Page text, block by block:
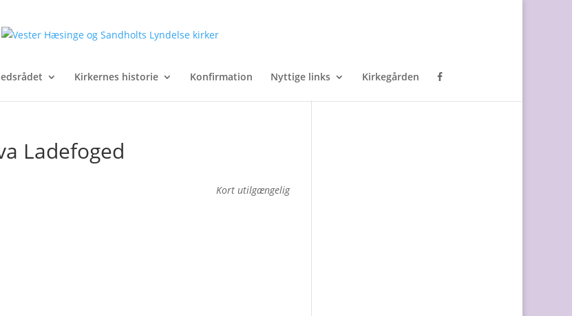
Kirkernes historie Konfirmation Nyttige links Kirkegården
Ladefoged
Kort utilgængelig